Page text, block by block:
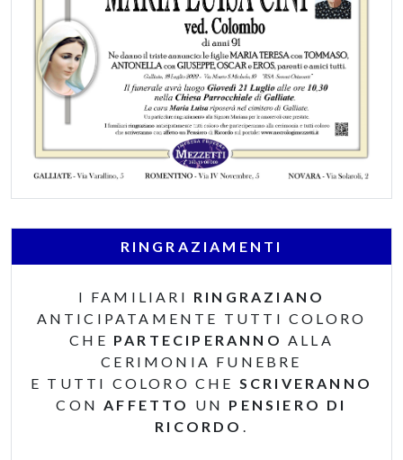
RINGRAZIAMENTI
I FAMILIARI RINGRAZIANO
ANTICIPATAMENTE TUTTI COLORO
CHE PARTECIPERANNO ALLA
CERIMONIA FUNEBRE
E TUTTI COLORO CHE SCRIVERANNO
CON AFFETTO UN PENSIERO DI
RICORDO